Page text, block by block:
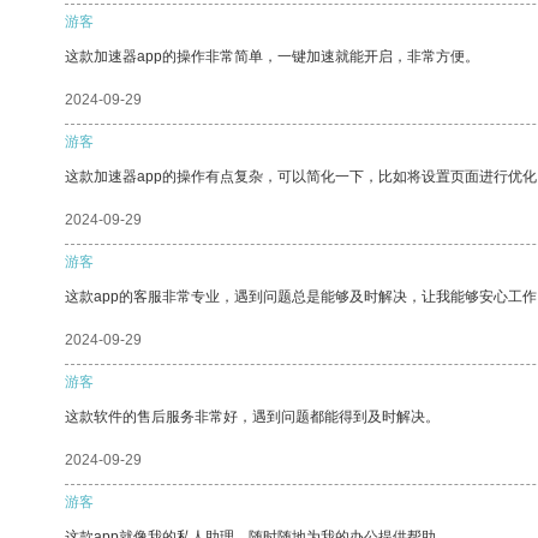
游客
这款加速器app的操作非常简单，一键加速就能开启，非常方便。
2024-09-29
游客
这款加速器app的操作有点复杂，可以简化一下，比如将设置页面进行优
2024-09-29
游客
这款app的客服非常专业，遇到问题总是能够及时解决，让我能够安心工
2024-09-29
游客
这款软件的售后服务非常好，遇到问题都能得到及时解决。
2024-09-29
游客